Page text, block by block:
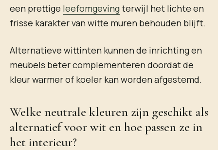
een prettige leefomgevingterwijl het lichte en
frisse karakter van witte muren behouden blijft.
Alternatieve wittinten kunnen de inrichting en
meubels beter complementeren doordat de
kleur warmer of koeler kan worden afgestemd.
Welke neutrale kleuren zijn geschikt als
alternatief voor wit en hoe passen ze in
het interieur?